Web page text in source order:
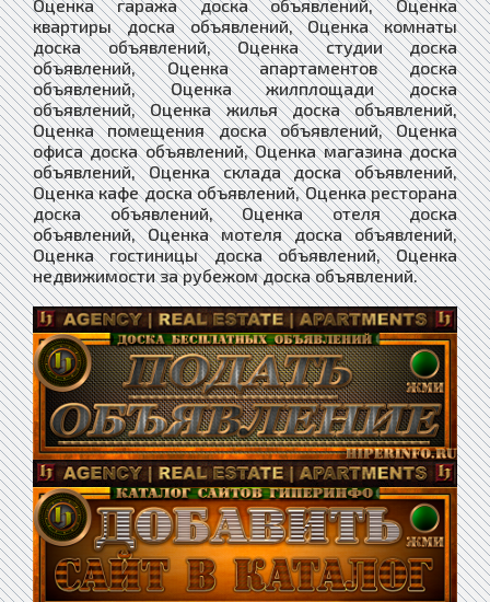
Оценка гаража доска объявлений, Оценка
квартиры доска объявлений, Оценка комнаты
доска объявлений, Оценка студии доска
объявлений, Оценка апартаментов доска
объявлений, Оценка жилплощади доска
объявлений, Оценка жилья доска объявлений,
Оценка помещения доска объявлений, Оценка
офиса доска объявлений, Оценка магазина доска
объявлений, Оценка склада доска объявлений,
Оценка кафе доска объявлений, Оценка ресторана
доска объявлений, Оценка отеля доска
объявлений, Оценка мотеля доска объявлений,
Оценка гостиницы доска объявлений, Оценка
недвижимости за рубежом доска объявлений.